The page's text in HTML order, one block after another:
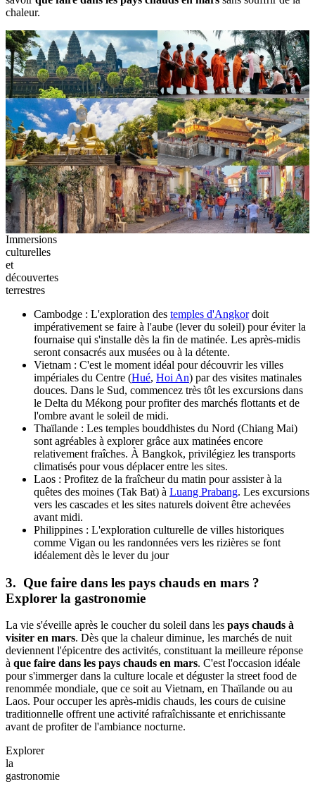
chaleur.
Immersions
culturelles
et
découvertes
terrestres
Cambodge : L'exploration des temples d'Angkordoit
impérativement se faire à l'aube (lever du soleil) pour éviter la
fournaise qui s'installe dès la fin de matinée. Les après-midis
seront consacrés aux musées ou à la détente.
Vietnam : C'est le moment idéal pour découvrir les villes
impériales du Centre (Hué, Hoi An) par des visites matinales
douces. Dans le Sud, commencez très tôt les excursions dans
le Delta du Mékong pour profiter des marchés flottants et de
l'ombre avant le soleil de midi.
Thaïlande : Les temples bouddhistes du Nord (Chiang Mai)
sont agréables à explorer grâce aux matinées encore
relativement fraîches. À Bangkok, privilégiez les transports
climatisés pour vous déplacer entre les sites.
Laos : Profitez de la fraîcheur du matin pour assister à la
quêtes des moines (Tak Bat) à Luang Prabang. Les excursions
vers les cascades et les sites naturels doivent être achevées
avant midi.
Philippines : L'exploration culturelle de villes historiques
comme Vigan ou les randonnées vers les rizières se font
idéalement dès le lever du jour
3. Que faire dans les pays chauds en mars ?
Explorer la gastronomie
La vie s'éveille après le coucher du soleil dans les pays chauds à
visiter en mars. Dès que la chaleur diminue, les marchés de nuit
deviennent l'épicentre des activités, constituant la meilleure réponse
à que faire dans les pays chauds en mars. C'est l'occasion idéale
pour s'immerger dans la culture locale et déguster la street food de
renommée mondiale, que ce soit au Vietnam, en Thaïlande ou au
Laos. Pour occuper les après-midis chauds, les cours de cuisine
traditionnelle offrent une activité rafraîchissante et enrichissante
avant de profiter de l'ambiance nocturne.
Explorer
la
gastronomie